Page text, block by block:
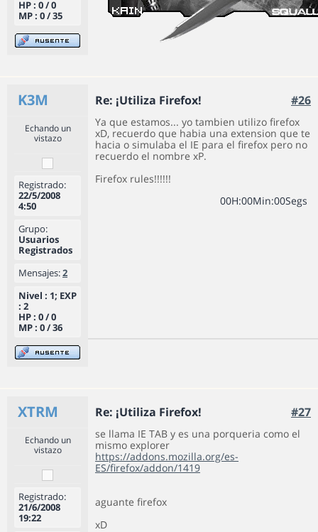
HP : 0 / 0
MP : 0 / 35
K3M Re: ¡Utiliza Firefox! #26
Echando un
vistazo
Registrado:
22/5/2008
4:50
Grupo:
Usuarios
Registrados
Mensajes:2
Nivel : 1; EXP
: 2
HP : 0 / 0
MP : 0 / 36
Ya que estamos... yo tambien utilizo firefox
xD, recuerdo que habia una extension que te
hacia o simulaba el IE para el firefox pero no
recuerdo el nombre xP.
Firefox rules!!!!!!
00H:00Min:00Segs
XTRM Re: ¡Utiliza Firefox! #27
Echando un
vistazo
Registrado:
21/6/2008
19:22
se llama IE TAB y es una porqueria como el
mismo explorer
https://addons.mozilla.org/es-
ES/firefox/addon/1419
aguante firefox
xD